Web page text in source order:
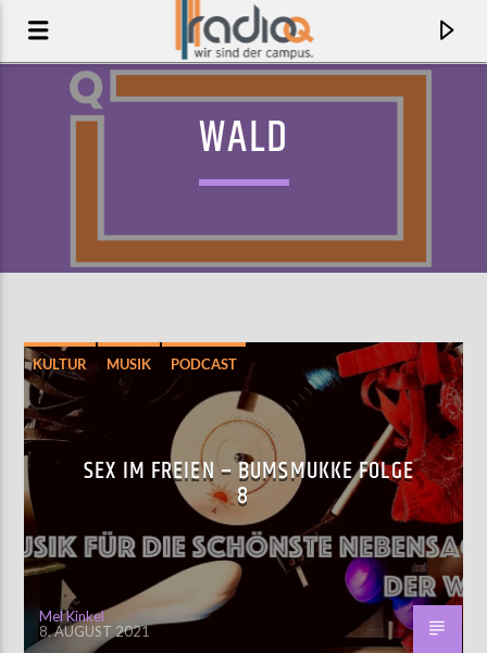
AKTUELLER TRACK
CUT YOUR HAIR
PAVEMENT
AKTUELLE SENDUNG
MOEBIUS
12:00
WALD
KULTUR MUSIK PODCAST
SEX IM FREIEN – BUMSMUKKE FOLGE
8
Mel Kinkel
8. AUGUST 2021